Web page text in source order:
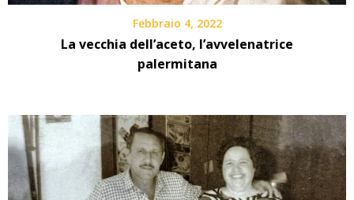
Febbraio 4, 2022
La vecchia dell’aceto, l’avvelenatrice
palermitana